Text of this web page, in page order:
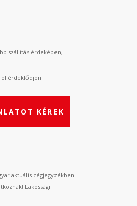
szállítás érdekében,
érdeklődjön
KÉREK
aktuális cégjegyzékben
Lakossági